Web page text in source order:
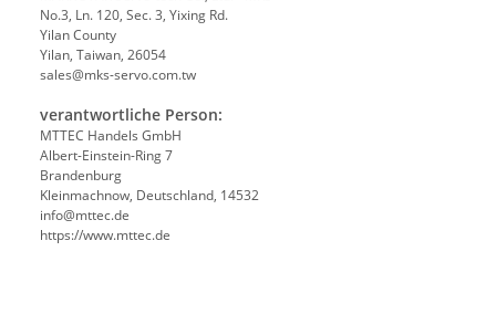
No.3, Ln. 120, Sec. 3, Yixing Rd.
Yilan County
Yilan, Taiwan, 26054
sales@mks-servo.com.tw
verantwortliche Person:
MTTEC Handels GmbH
Albert-Einstein-Ring 7
Brandenburg
Kleinmachnow, Deutschland, 14532
info@mttec.de
https://www.mttec.de